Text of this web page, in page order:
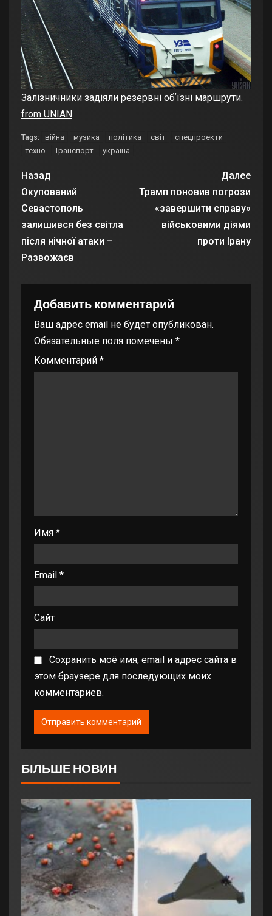
Залізничники задіяли резервні обʼїзні маршрути.
from UNIAN
Tags: війна музика політика світ
спецпроекти
техно
Транспорт україна
Назад
Окупований
Севастополь
залишився без світла
після нічної атаки –
Развожаєв
Далее
Трамп поновив погрози
«завершити справу»
військовими діями
проти Ірану
Добавить комментарий
Ваш адрес email не будет опубликован.
Обязательные поля помечены *
Комментарий *
Имя *
Email *
Сайт
Сохранить моё имя, email и адрес сайта в
этом браузере для последующих моих
комментариев.
БІЛЬШЕ НОВИН